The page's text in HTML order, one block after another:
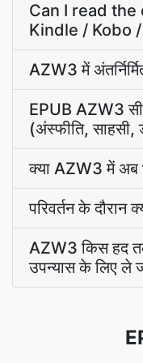
Can I read
Kindle / Kobo
AZW3 में
EPUB AZW3
(अंस्फीति, साहसी,
क्या AZW3 में अब
परिवर्तन के दौरान
AZW3 किस हद
उपन्यास के लिए ले